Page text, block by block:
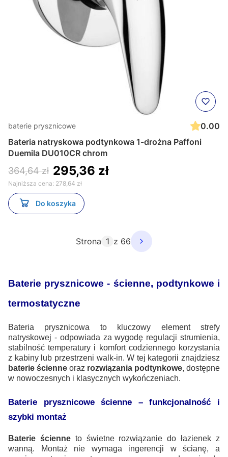
baterie prysznicowe
0.00
Bateria natryskowa podtynkowa 1-drożna Paffoni
Duemila DU010CR chrom
364,64 zł 295,36 zł
Najniższa cena: 278,64 zł
Do koszyka
Strona z 66
Baterie prysznicowe - ścienne, podtynkowe i
termostatyczne
Bateria prysznicowa to kluczowy element strefy
natryskowej - odpowiada za wygodę regulacji strumienia,
stabilność temperatury i komfort codziennego korzystania
z kabiny lub przestrzeni walk-in. W tej kategorii znajdziesz
baterie ścienne oraz rozwiązania podtynkowe, dostępne
w nowoczesnych i klasycznych wykończeniach.
Baterie prysznicowe ścienne – funkcjonalność i
szybki montaż
Baterie ścienneto świetne rozwiązanie do łazienek z
wanną. Montaż nie wymaga ingerencji w ścianę, a